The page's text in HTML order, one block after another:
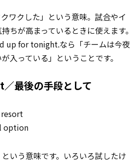
ワクした」という意味。 試合やイ
ちが高まっているときに使えます。
up for tonight.なら「チームは今夜
入っている」ということです。
最後の手段として
resort
option
いう意味です。いろいろ試したけ